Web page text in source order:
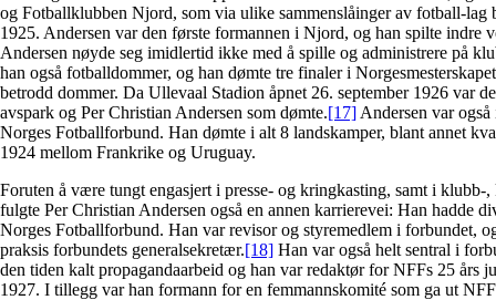
og Fotballklubben Njord, som via ulike sammenslåinger av fotball-
1925. Andersen var den første formannen i Njord, og han spilte indre
Andersen nøyde seg imidlertid ikke med å spille og administrere på
han også fotballdommer, og han dømte tre finaler i
betrodd dommer. Da Ullevaal Stadion åpnet 26. september 1926 var
avspark og Per Christian Andersen som dømte.[17] Andersen var
Norges Fotballforbund. Han dømte i alt 8 landskamper, blant annet
1924 mellom Frankrike og Uruguay.
Foruten å være tungt engasjert i presse- og kringkasting, samt i klubb-
fulgte Per Christian Andersen også en annen karrierevei: Han hadde
Norges Fotballforbund. Han var revisor og styremedlem i forbundet,
praksis forbundets generalsekretær.[18] Han var også helt sentral i
den tiden kalt propagandaarbeid og han var redaktør for NFFs 25 års
1927. I tillegg var han formann for en femmannskomité som ga ut